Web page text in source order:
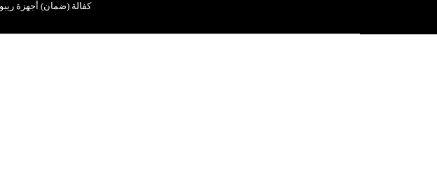
كفالة (ضمان) أجهزة